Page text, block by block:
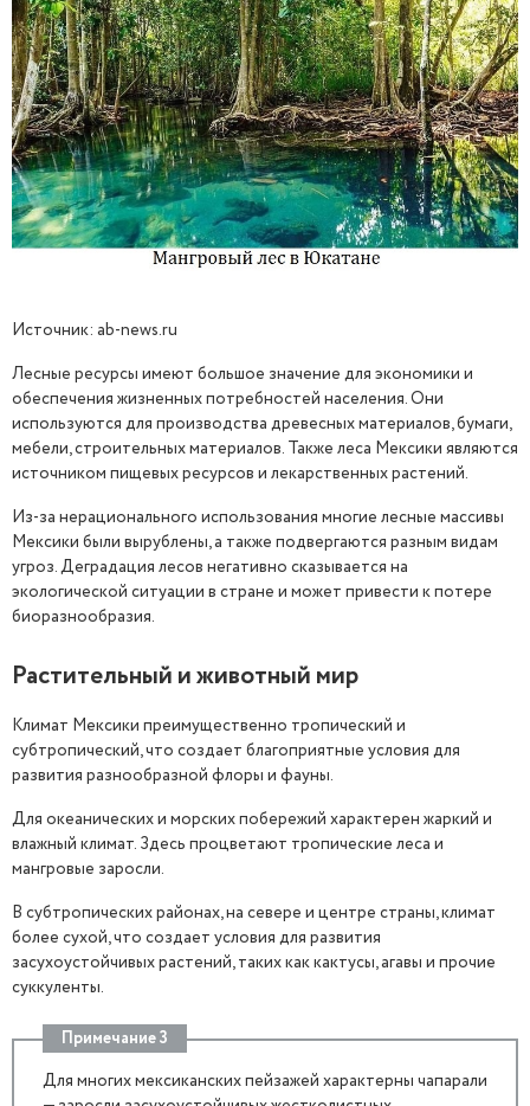
Источник: ab-news.ru
Лесные ресурсы имеют большое значение для экономики и
обеспечения жизненных потребностей населения. Они
используются для производства древесных материалов, бумаги,
мебели, строительных материалов. Также леса Мексики являются
источником пищевых ресурсов и лекарственных растений.
Из-за нерационального использования многие лесные массивы
Мексики были вырублены, а также подвергаются разным видам
угроз. Деградация лесов негативно сказывается на
экологической ситуации в стране и может привести к потере
биоразнообразия.
Растительный и животный мир
Климат Мексики преимущественно тропический и
субтропический, что создает благоприятные условия для
развития разнообразной флоры и фауны.
Для океанических и морских побережий характерен жаркий и
влажный климат. Здесь процветают тропические леса и
мангровые заросли.
В субтропических районах, на севере и центре страны, климат
более сухой, что создает условия для развития
засухоустойчивых растений, таких как кактусы, агавы и прочие
суккуленты.
Примечание 3
Для многих мексиканских пейзажей характерны чапарали